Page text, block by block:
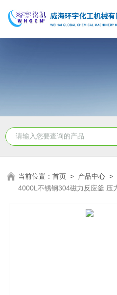
当前位置：首页 > 产品中心 >
4000L不锈钢304磁力反应釜 压